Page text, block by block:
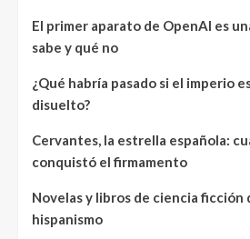
El primer aparato de OpenAI es
sabe y qué no
¿Qué habría pasado si el imperio
disuelto?
Cervantes, la estrella española:
conquistó el firmamento
Novelas y libros de ciencia ficción
hispanismo